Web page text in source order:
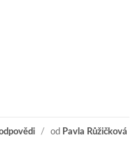
/ od Pavla Růžičková